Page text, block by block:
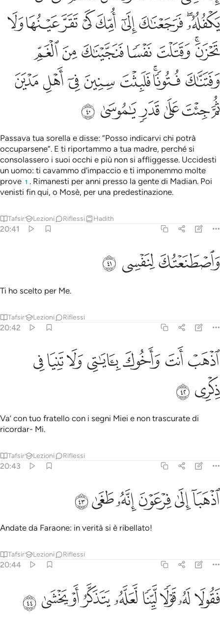
ﱨﱩﱪﱫﱬ ﱭﱮﱯﱰ
ﱱﱲﱳﱴﱵﱶﱷ
ﱸﱹﱺﱻ ﱼﱽﱾﱿ
ﲀﲁﲂﲃﲄ ﲅ
Passava tua sorella e disse: “Posso indicarvi chi potrà
occuparsene”. E ti riportammo a tua madre, perché si
consolassero i suoi occhi e più non si affliggesse. Uccidesti
un uomo: ti cavammo d’impaccio e ti imponemmo molte
prove 1 . Rimanesti per anni presso la gente di Madian. Poi
venisti fin qui, o Mosè, per una predestinazione.
Tafsir Lezioni Riflessi Hadith
20:41
واصطنعتك لنفسي ٤١
وَٱصْطَنَعْتُكَ لِنَفْسِى ٤١
ﲆﲇ ﲈ
Ti ho scelto per Me.
Tafsir Lezioni Riflessi
20:42
اذهب انت واخوك باياتي ولا تنيا في ذكري ٤٢
ٱذْهَبْ أَنتَ وَأَخُوكَ بِـَٔايَـٰتِى وَلَا تَنِيَا فِى ذِكْرِى ٤٢
ﲉﲊﲋﲌﲍﲎﲏ
ﲐﲑ
Va’ con tuo fratello con i segni Miei e non trascurate di
ricordar- Mi.
Tafsir Lezioni Riflessi
20:43
اذهبا الى فرعون انه طغى ٤٣
ٱذْهَبَآ إِلَىٰ فِرْعَوْنَ إِنَّهُۥ طَغَىٰ ٤٣
ﲒﲓﲔﲕﲖﲗ
Andate da Faraone: in verità si è ribellato!
Tafsir Lezioni Riflessi
20:44
فقولا له قولا لينا لعله يتذكر او يخشى ٤٤
فَقُولَا لَهُۥ قَوْلًۭا لَّيِّنًۭا لَّعَلَّهُۥ يَتَذَكَّرُ أَوْ يَخْشَىٰ ٤٤
ﲘﲙﲚﲛﲜﲝﲞﲟ ﲠ